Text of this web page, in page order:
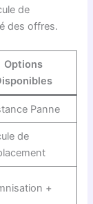
de
des offres.
Options
Panne
de
+